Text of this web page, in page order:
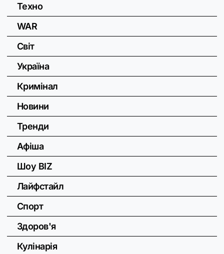
Техно
WAR
Світ
Україна
Кримінал
Новини
Тренди
Афіша
Шоу BIZ
Лайфстайл
Спорт
Здоров'я
Кулінарія